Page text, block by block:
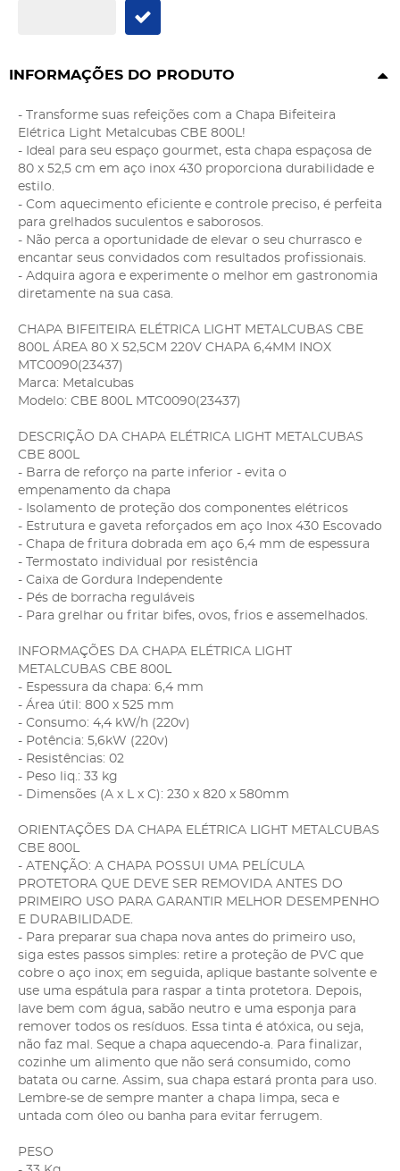
INFORMAÇÕES DO PRODUTO
- Transforme suas refeições com a Chapa Bifeiteira
Elétrica Light Metalcubas CBE 800L!
- Ideal para seu espaço gourmet, esta chapa espaçosa de
80 x 52,5 cm em aço inox 430 proporciona durabilidade e
estilo.
- Com aquecimento eficiente e controle preciso, é perfeita
para grelhados suculentos e saborosos.
- Não perca a oportunidade de elevar o seu churrasco e
encantar seus convidados com resultados profissionais.
- Adquira agora e experimente o melhor em gastronomia
diretamente na sua casa.
CHAPA BIFEITEIRA ELÉTRICA LIGHT METALCUBAS CBE
800L ÁREA 80 X 52,5CM 220V CHAPA 6,4MM INOX
MTC0090(23437)
Marca: Metalcubas
Modelo: CBE 800L MTC0090(23437)
DESCRIÇÃO DA CHAPA ELÉTRICA LIGHT METALCUBAS
CBE 800L
- Barra de reforço na parte inferior - evita o
empenamento da chapa
- Isolamento de proteção dos componentes elétricos
- Estrutura e gaveta reforçados em aço Inox 430 Escovado
- Chapa de fritura dobrada em aço 6,4 mm de espessura
- Termostato individual por resistência
- Caixa de Gordura Independente
- Pés de borracha reguláveis
- Para grelhar ou fritar bifes, ovos, frios e assemelhados.
INFORMAÇÕES DA CHAPA ELÉTRICA LIGHT
METALCUBAS CBE 800L
- Espessura da chapa: 6,4 mm
- Área útil: 800 x 525 mm
- Consumo: 4,4 kW/h (220v)
- Potência: 5,6kW (220v)
- Resistências: 02
- Peso liq.: 33 kg
- Dimensões (A x L x C): 230 x 820 x 580mm
ORIENTAÇÕES DA CHAPA ELÉTRICA LIGHT METALCUBAS
CBE 800L
- ATENÇÃO: A CHAPA POSSUI UMA PELÍCULA
PROTETORA QUE DEVE SER REMOVIDA ANTES DO
PRIMEIRO USO PARA GARANTIR MELHOR DESEMPENHO
E DURABILIDADE.
- Para preparar sua chapa nova antes do primeiro uso,
siga estes passos simples: retire a proteção de PVC que
cobre o aço inox; em seguida, aplique bastante solvente e
use uma espátula para raspar a tinta protetora. Depois,
lave bem com água, sabão neutro e uma esponja para
remover todos os resíduos. Essa tinta é atóxica, ou seja,
não faz mal. Seque a chapa aquecendo-a. Para finalizar,
cozinhe um alimento que não será consumido, como
batata ou carne. Assim, sua chapa estará pronta para uso.
Lembre-se de sempre manter a chapa limpa, seca e
untada com óleo ou banha para evitar ferrugem.
PESO